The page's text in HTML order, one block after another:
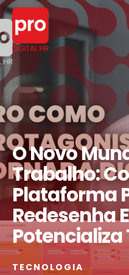
O Novo
Trabalho:
Plataforma
Redesenha
TECNOLOGIA